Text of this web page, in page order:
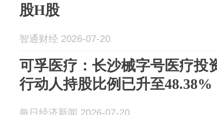
股H股
智通财经 2026-07-20
可孚医疗：长沙械字号医疗投
行动人持股比例已升至48.38%
每日经济新闻 2026-07-20